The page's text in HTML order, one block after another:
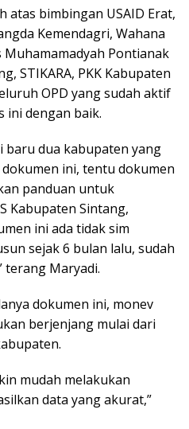
atas bimbingan USAID Erat,
Kemendagri, Wahana
Pontianak
STIKARA, PKK Kabupaten
OPD yang sudah aktif
ini dengan baik.
baru dua kabupaten yang
ini, tentu dokumen
panduan untuk
Kabupaten Sintang,
ini ada tidak sim
sejak 6 bulan lalu, sudah
terang Maryadi.
dokumen ini, monev
berjenjang mulai dari
mudah melakukan
data yang akurat,”